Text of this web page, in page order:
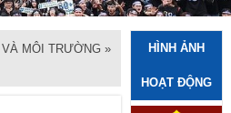
VÀ MÔI TRƯỜNG»
HÌNH ẢNH
HOẠT ĐỘNG